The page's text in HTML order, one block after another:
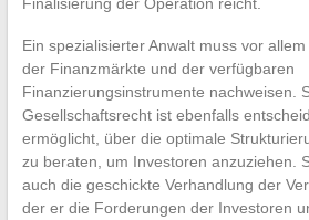
Ein spezialisierter Anwalt muss vor
der Finanzmärkte und der verfügbaren
Finanzierungsinstrumente nachweisen.
Gesellschaftsrecht ist ebenfalls
ermöglicht, über die optimale
zu beraten, um Investoren anzuziehen.
auch die geschickte Verhandlung der
der er die Forderungen der Investoren